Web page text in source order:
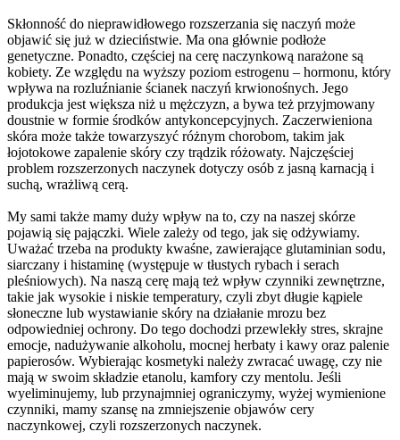
Skłonność do nieprawidłowego rozszerzania się naczyń może
objawić się już w dzieciństwie. Ma ona głównie podłoże
genetyczne. Ponadto, częściej na cerę naczynkową narażone są
kobiety. Ze względu na wyższy poziom estrogenu – hormonu, który
wpływa na rozluźnianie ścianek naczyń krwionośnych. Jego
produkcja jest większa niż u mężczyzn, a bywa też przyjmowany
doustnie w formie środków antykoncepcyjnych. Zaczerwieniona
skóra może także towarzyszyć różnym chorobom, takim jak
łojotokowe zapalenie skóry czy trądzik różowaty. Najczęściej
problem rozszerzonych naczynek dotyczy osób z jasną karnacją i
suchą, wrażliwą cerą.
My sami także mamy duży wpływ na to, czy na naszej skórze
pojawią się pajączki. Wiele zależy od tego, jak się odżywiamy.
Uważać trzeba na produkty kwaśne, zawierające glutaminian sodu,
siarczany i histaminę (występuje w tłustych rybach i serach
pleśniowych). Na naszą cerę mają też wpływ czynniki zewnętrzne,
takie jak wysokie i niskie temperatury, czyli zbyt długie kąpiele
słoneczne lub wystawianie skóry na działanie mrozu bez
odpowiedniej ochrony. Do tego dochodzi przewlekły stres, skrajne
emocje, nadużywanie alkoholu, mocnej herbaty i kawy oraz palenie
papierosów. Wybierając kosmetyki należy zwracać uwagę, czy nie
mają w swoim składzie etanolu, kamfory czy mentolu. Jeśli
wyeliminujemy, lub przynajmniej ograniczymy, wyżej wymienione
czynniki, mamy szansę na zmniejszenie objawów cery
naczynkowej, czyli rozszerzonych naczynek.